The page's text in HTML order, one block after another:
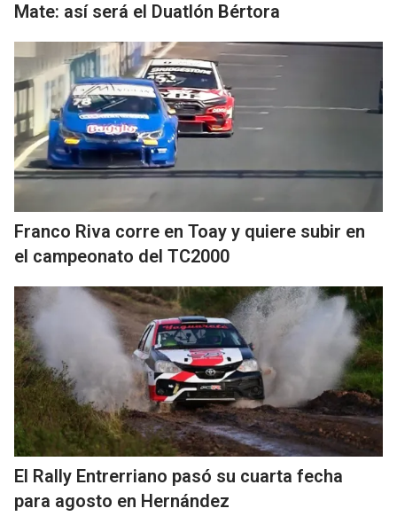
Mate: así será el Duatlón Bértora
Franco Riva corre en Toay y quiere subir en
el campeonato del TC2000
El Rally Entrerriano pasó su cuarta fecha
para agosto en Hernández